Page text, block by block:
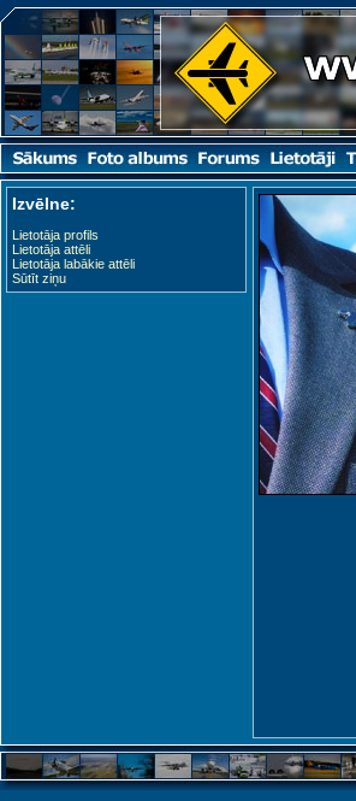
Izvēlne:
Lietotāja profils
Lietotāja attēli
Lietotāja labākie attēli
Sūtīt ziņu